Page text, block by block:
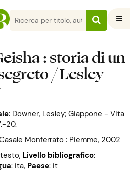
: storia di un
/ Lesley
: Downer, Lesley; Giappone - Vita
20.
Casale Monferrato : Piemme, 2002
testo, Livello bibliografico:
: ita, Paese: it